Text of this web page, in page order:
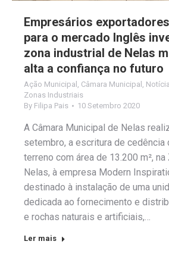
Empresários
para o mercado Inglês
zona industrial de Nelas
alta a confiança no futuro
Ação Municipal , Câmara Municipal ,
Zonas Industriais
By Filipa Pais 10 Setembro 2020
A Câmara Municipal de Nelas
setembro, a escritura de cedência
terreno com área de 13.200 m²,
Nelas, à empresa Modern
destinado à instalação de uma
dedicada ao fornecimento e
e rochas naturais e artificiais,…
Ler mais